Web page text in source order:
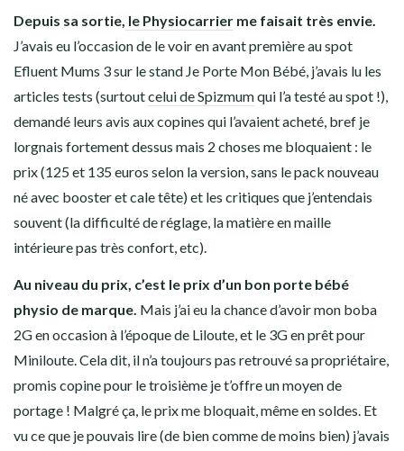
Depuis sa sortie, le Physiocarrier me faisait très envie.
J’avais eu l’occasion de le voir en avant première au spot
Efluent Mums 3 sur le stand Je Porte Mon Bébé, j’avais lu les
articles tests (surtoutcelui de Spizmumqui l’a testé au spot !),
demandé leurs avis aux copines qui l’avaient acheté, bref je
lorgnais fortement dessus mais 2 choses me bloquaient : le
prix (125 et 135 euros selon la version, sans le pack nouveau
né avec booster et cale tête) et les critiques que j’entendais
souvent (la difficulté de réglage, la matière en maille
intérieure pas très confort, etc).
Au niveau du prix, c’est le prix d’un bon porte bébé
physio de marque. Mais j’ai eu la chance d’avoir mon boba
2G en occasion à l’époque de Liloute, et le 3G en prêt pour
Miniloute. Cela dit, il n’a toujours pas retrouvé sa propriétaire,
promis copine pour le troisième je t’offre un moyen de
portage ! Malgré ça, le prix me bloquait, même en soldes. Et
vu ce que je pouvais lire (de bien comme de moins bien) j’avais